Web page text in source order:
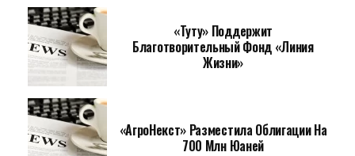
«Туту» Поддержит
Благотворительный Фонд «Линия
Жизни»
«АгроНекст» Разместила Облигации На
700 Млн Юаней